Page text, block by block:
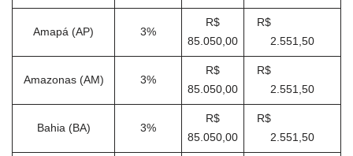
Amapá (AP) 3%
R$
85.050,00
R$
2.551,50
Amazonas (AM) 3%
R$
85.050,00
R$
2.551,50
Bahia (BA) 3%
R$
85.050,00
R$
2.551,50